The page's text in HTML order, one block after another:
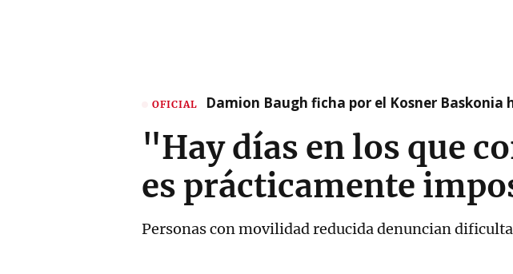
OFICIAL Damion Baugh ficha por el Kosner Baskonia
"Hay días en los que
es prácticamente
Personas con movilidad reducida denuncian